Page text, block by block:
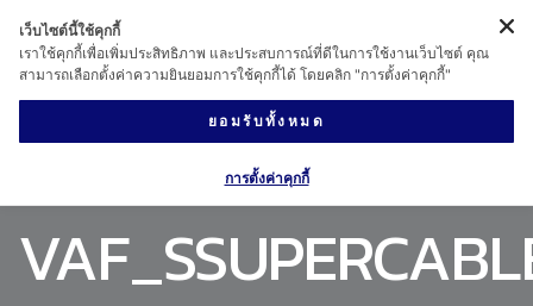
เว็บไซต์นี้ใช้คุกกี้
เราใช้คุกกี้เพื่อเพิ่มประสิทธิภาพ และประสบการณ์ที่ดีในการใช้งานเว็บไซต์ คุณ
สามารถเลือกตั้งค่าความยินยอมการใช้คุกกี้ได้ โดยคลิก "การตั้งค่าคุกกี้"
ยอมรับทั้งหมด
การตั้งค่าคุกกี้